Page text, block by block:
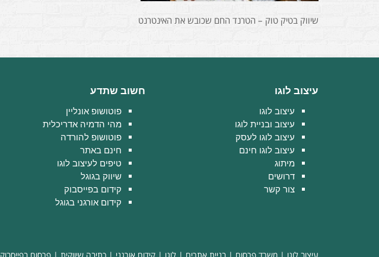
שיווק בטיק טוק – הטרנד החם שכובש את האינטרנט
עיצוב לוגו
עיצוב לוגו
עיצוב ובניית לוגו
עיצוב לוגו לעסק
עיצוב לוגו חינם
מיתוג
דרושים
צור קשר
חשוב שתדע
פוטושופ אונליין
מהי הדמיה אדריכלית
פוטושופ להורדה
חינם באתר
טיפים לעיצוב לוגו
שיווק בגוגל
קידום בפייסבוק
קידום אורגני בגוגל